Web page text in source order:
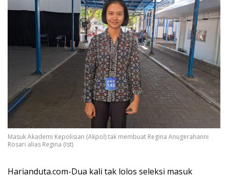
Masuk Akademi Kepolisian (Akpol) tak membuat Regina Anugerahanni
Rosari alias Regina (Ist)
Harianduta.com-Dua kali tak lolos seleksi masuk